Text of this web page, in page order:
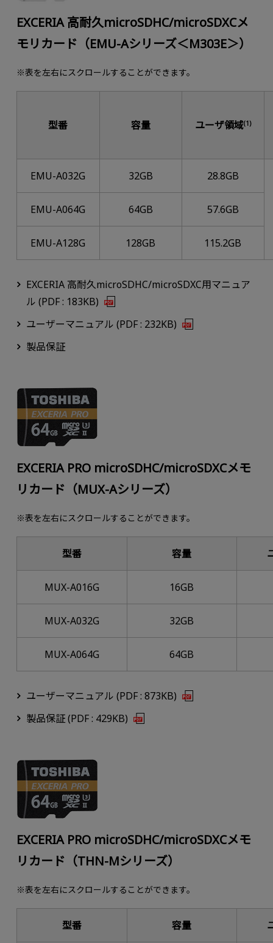
EXCERIA 高耐久microSDHC/microSDXCメ
モリカード（EMU-Aシリーズ＜M303E＞）
※表を左右にスクロールすることができます。
型番 容量 ユーザ領域(1)
EMU-A032G 32GB 28.8GB
EMU-A064G 64GB 57.6GB
EMU-A128G 128GB 115.2GB
EXCERIA 高耐久microSDHC/microSDXC用マニュア
ル (PDF : 183KB)
ユーザーマニュアル (PDF : 232KB)
製品保証
EXCERIA PRO microSDHC/microSDXCメモ
リカード（MUX-Aシリーズ）
※表を左右にスクロールすることができます。
型番 容量
MUX-A016G 16GB
MUX-A032G 32GB
MUX-A064G 64GB
ユーザーマニュアル (PDF : 873KB)
製品保証 (PDF : 429KB)
EXCERIA PRO microSDHC/microSDXCメモ
リカード（THN-Mシリーズ）
※表を左右にスクロールすることができます。
型番 容量